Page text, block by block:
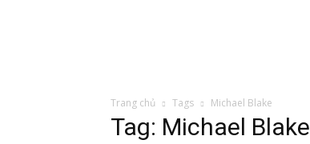
Trang chủ Tags Michael Blake
Tag: Michael Blake